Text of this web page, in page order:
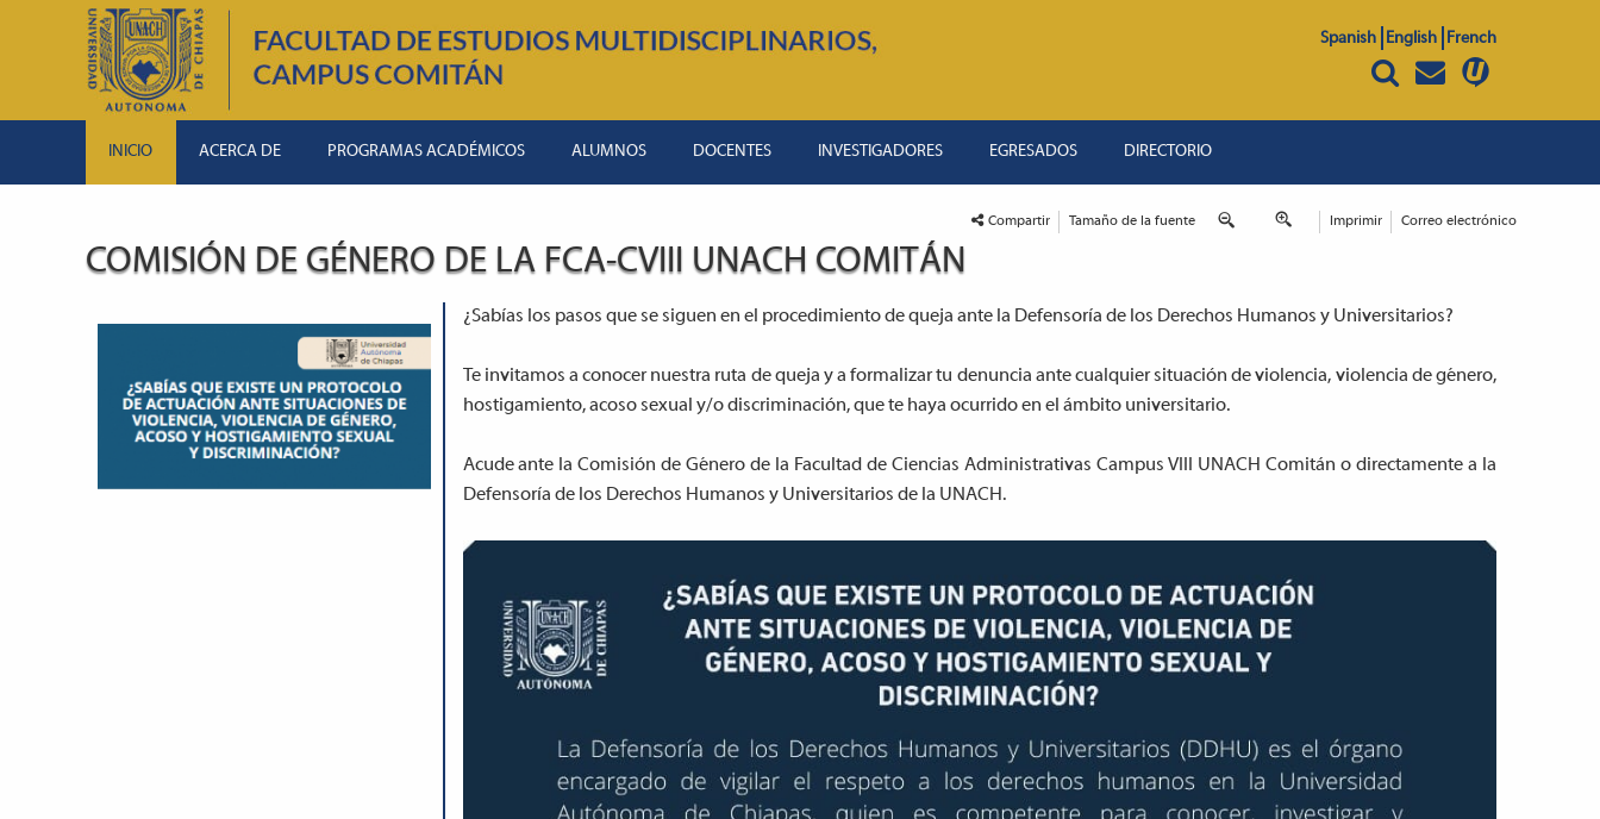
Spanish English French
INICIO ACERCA DE PROGRAMAS ACADÉMICOS ALUMNOS DOCENTES INVESTIGADORES EGRESADOS DIRECTORIO
Compartir Tamaño de la fuente Imprimir Correo electrónico
COMISIÓN DE GÉNERO DE LA FCA-CVIII UNACH COMITÁN
¿Sabías los pasos que se siguen en el procedimiento de queja ante la Defensoría de los Derechos Humanos y Universitarios?
Te invitamos a conocer nuestra ruta de queja y a formalizar tu denuncia ante cualquier situación de violencia, violencia de género,
hostigamiento, acoso sexual y/o discriminación, que te haya ocurrido en el ámbito universitario.
Acude ante la Comisión de Género de la Facultad de Ciencias Administrativas Campus VIII UNACH Comitán o directamente a la
Defensoría de los Derechos Humanos y Universitarios de la UNACH.